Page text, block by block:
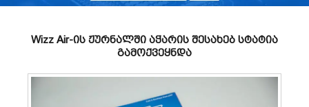
Wizz Air-ის ჟურნალში აჭარის შესახებ სტატია
გამოქვეყნდა